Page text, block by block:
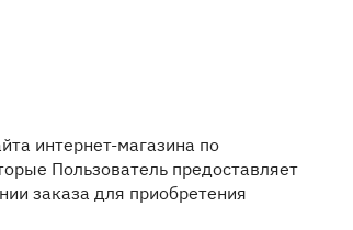
интернет-магазина по
Пользователь предоставляет
заказа для приобретения